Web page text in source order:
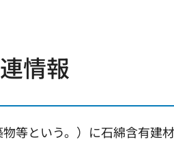
情報
等という。）に石綿含有建